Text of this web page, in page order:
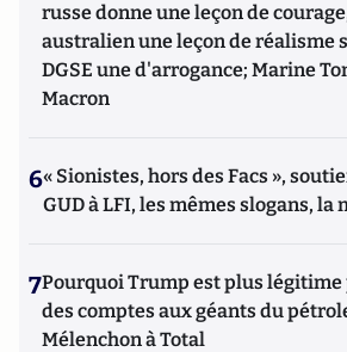
russe donne une leçon de
australien une leçon de réalisme
DGSE une d'arrogance; Marine
Macron
6« Sionistes, hors des Facs »,
GUD à LFI, les mêmes slogans, la
7Pourquoi Trump est plus
des comptes aux géants du
Mélenchon à Total